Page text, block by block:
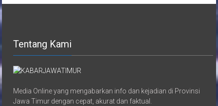
Tentang Kami
Media Online yang mengabarkan info dan kejadian di Provinsi
Jawa Timur dengan cepat, akurat dan faktual.